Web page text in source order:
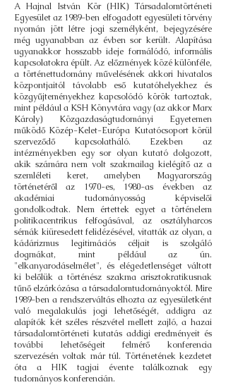
A Hajnal István Kör (HIK) Társadalomtörténeti
Egyesület az 1989-ben elfogadott egyesületi törvény
nyomán jött létre jogi személyként, bejegyzésére
még ugyanabban az évben sor került. Alapítása
ugyanakkor hosszabb ideje formálódó, informális
kapcsolatokra épült. Az előzmények közé különféle,
a történettudomány művelésének akkori hivatalos
központjaitól távolabb eső kutatóhelyekhez és
közgyűjteményekhez kapcsolódó körök tartoztak,
mint például a KSH Könyvtára vagy (az akkor Marx
Károly) Közgazdaságtudományi Egyetemen
működő Közép-Kelet-Európa Kutatócsoport körül
szerveződő kapcsolatháló. Ezekben az
intézményekben egy sor olyan kutató dolgozott,
akik számára nem volt szakmailag kielégítő az a
szemléleti keret, amelyben Magyarország
történetéről az 1970-es, 1980-as években az
akadémiai tudományosság képviselői
gondolkodtak. Nem értettek egyet a történelem
politikacentrikus felfogásával, az osztályharcos
sémák kiüresedett felidézésével, vitatták az olyan, a
kádárizmus legitimációs céljait is szolgáló
dogmákat, mint például az ún.
"elkanyarodáselmélet", és elégedetlenséget váltott
ki belőlük a történész szakma arisztokratikusnak
tűnő elzárkózása a társadalomtudományoktól. Mire
1989-ben a rendszerváltás elhozta az egyesületként
való megalakulás jogi lehetőségét, addigra az
alapítók két széles részvétel mellett zajló, a hazai
társadalomtörténeti kutatás addigi eredményeit és
további lehetőségeit felmérő konferencia
szervezésén voltak már túl. Történetének kezdetet
óta a HIK tagjai évente találkoznak egy
tudományos konferencián.